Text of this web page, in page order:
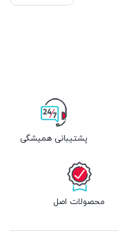
پشتیبانی همیشگی
محصولات اصل